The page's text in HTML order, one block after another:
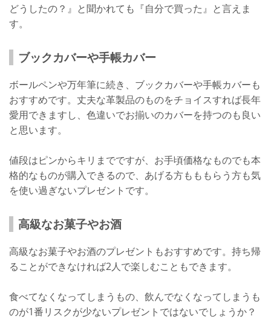
どうしたの？』と聞かれても『自分で買った』と言えま
す。
ブックカバーや手帳カバー
ボールペンや万年筆に続き、ブックカバーや手帳カバーも
おすすめです。丈夫な革製品のものをチョイスすれば長年
愛用できますし、色違いでお揃いのカバーを持つのも良い
と思います。
値段はピンからキリまでですが、お手頃価格なものでも本
格的なものが購入できるので、あげる方もももらう方も気
を使い過ぎないプレゼントです。
高級なお菓子やお酒
高級なお菓子やお酒のプレゼントもおすすめです。持ち帰
ることができなければ2人で楽しむこともできます。
食べてなくなってしまうもの、飲んでなくなってしまうも
のが1番リスクが少ないプレゼントではないでしょうか？